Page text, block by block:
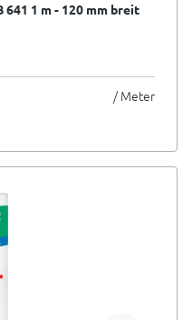
641 1 m - 120 mm breit
/ Meter